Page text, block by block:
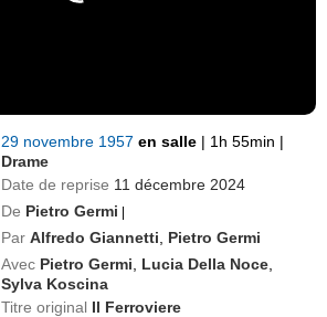
29 novembre 1957en salle | 1h 55min |
Drame
Date de reprise 11 décembre 2024
De Pietro Germi |
Par Alfredo Giannetti
Pietro Germi
Avec Pietro Germi Lucia Della Noce
Sylva Koscina
Titre original Il Ferroviere